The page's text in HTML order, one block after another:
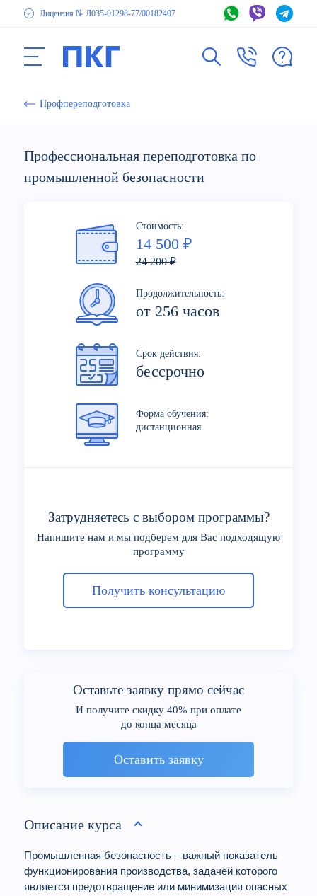
Лицензия № Л035-01298-77/00182407
Профпереподготовка
Профессиональная переподготовка по
промышленной безопасности
Стоимость:
14 500 ₽
24 200 ₽
Продолжительность:
от 256 часов
Срок действия:
бессрочно
Форма обучения:
дистанционная
Затрудняетесь с выбором программы?
Напишите нам и мы подберем для Вас подходящую
программу
Получить консультацию
Оставьте заявку прямо сейчас
И получите скидку 40% при оплате
до конца месяца
Оставить заявку
Описание курса
Промышленная безопасность – важный показатель
функционирования производства, задачей которого
является предотвращение или минимизация опасных